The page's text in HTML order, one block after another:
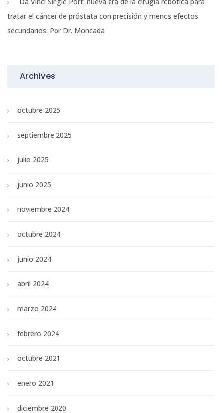
tratar el cáncer de próstata con precisión y menos efectos
secundarios. Por Dr. Moncada
Archives
octubre 2025
septiembre 2025
julio 2025
junio 2025
noviembre 2024
octubre 2024
junio 2024
abril 2024
marzo 2024
febrero 2024
octubre 2021
enero 2021
diciembre 2020